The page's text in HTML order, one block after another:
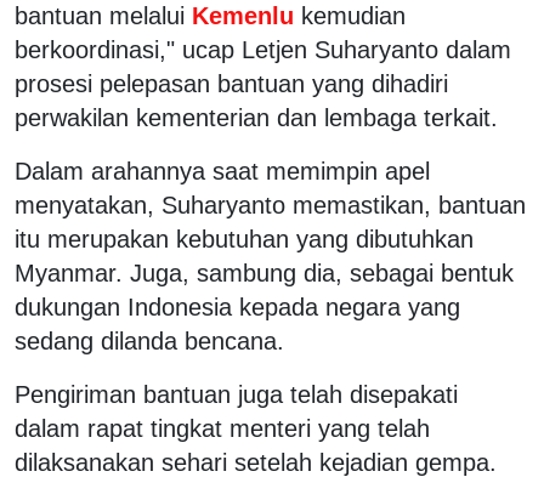
bantuan melalui Kemenlu kemudian
berkoordinasi," ucap Letjen Suharyanto dalam
prosesi pelepasan bantuan yang dihadiri
perwakilan kementerian dan lembaga terkait.
Dalam arahannya saat memimpin apel
menyatakan, Suharyanto memastikan, bantuan
itu merupakan kebutuhan yang dibutuhkan
Myanmar. Juga, sambung dia, sebagai bentuk
dukungan Indonesia kepada negara yang
sedang dilanda bencana.
Pengiriman bantuan juga telah disepakati
dalam rapat tingkat menteri yang telah
dilaksanakan sehari setelah kejadian gempa.